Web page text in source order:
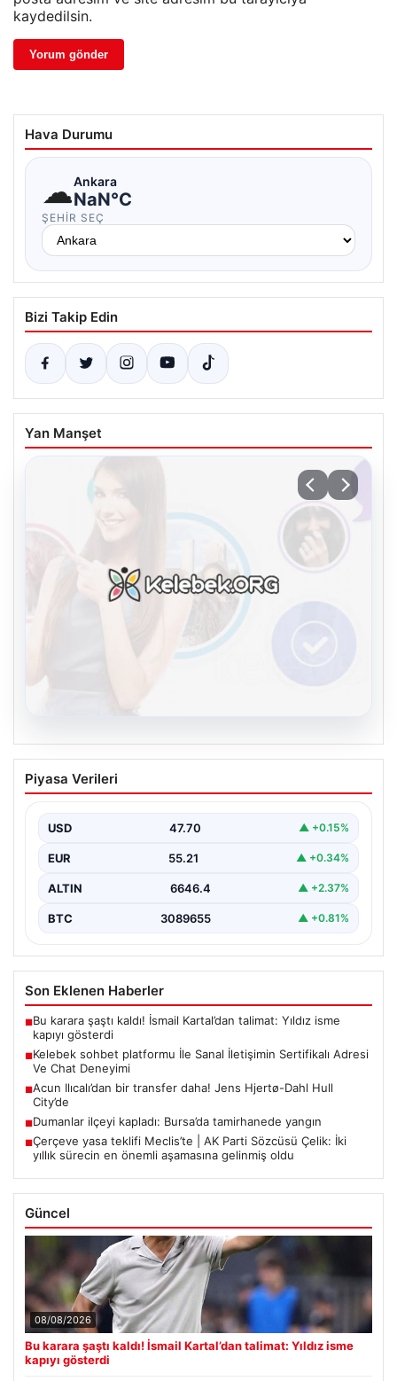
kaydedilsin.
Hava Durumu
☁Ankara
NaN°C
ŞEHIR SEÇ
Bizi Takip Edin
Yan Manşet
07.08.2026
Hjertø-Dahl Hull City’de
Piyasa Verileri
USD 47.70 ▲ +0.15%
EUR 55.21 ▲ +0.34%
ALTIN 6646.4 ▲ +2.37%
BTC 3089655 ▲ +0.81%
Son Eklenen Haberler
■Bu karara şaştı kaldı! İsmail Kartal’dan talimat: Yıldız isme
kapıyı gösterdi
■Kelebek sohbet platformu İle Sanal İletişimin Sertifikalı Adresi
Ve Chat Deneyimi
■Acun Ilıcalı’dan bir transfer daha! Jens Hjertø-Dahl Hull
City’de
■Dumanlar ilçeyi kapladı: Bursa’da tamirhanede yangın
Çerçeve yasa teklifi Meclis’te | AK Parti Sözcüsü Çelik: İki
yıllık sürecin en önemli aşamasına gelinmiş oldu
Güncel
08/08/2026
Bu karara şaştı kaldı! İsmail Kartal’dan talimat: Yıldız isme
kapıyı gösterdi